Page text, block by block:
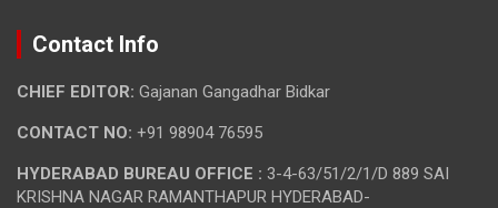
Contact Info
CHIEF EDITOR: Gajanan Gangadhar Bidkar
CONTACT NO: +91 98904 76595
HYDERABAD BUREAU OFFICE : 3-4-63/51/2/1/D 889 SAI
KRISHNA NAGAR RAMANTHAPUR HYDERABAD-